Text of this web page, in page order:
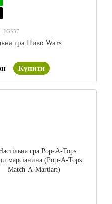
FGS57
гра Пиво Wars
Купити